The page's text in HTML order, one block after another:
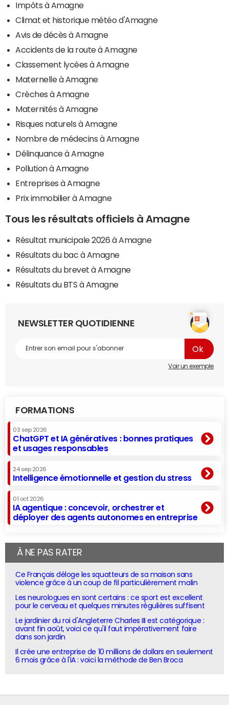
Impôts à Amagne
Climat et historique météo d'Amagne
Avis de décès à Amagne
Accidents de la route à Amagne
Classement lycées à Amagne
Maternelle à Amagne
Crèches à Amagne
Maternités à Amagne
Risques naturels à Amagne
Nombre de médecins à Amagne
Délinquance à Amagne
Pollution à Amagne
Entreprises à Amagne
Prix immobilier à Amagne
Tous les résultats officiels à Amagne
Résultat municipale 2026 à Amagne
Résultats du bac à Amagne
Résultats du brevet à Amagne
Résultats du BTS à Amagne
NEWSLETTER QUOTIDIENNE
Voir un exemple
FORMATIONS
03 sep 2026
ChatGPT et IA génératives : bonnes pratiques
et usages responsables
24 sep 2026
Intelligence émotionnelle et gestion du stress
01 oct 2026
IA agentique : concevoir, orchestrer et
déployer des agents autonomes en entreprise
À NE PAS RATER
Ce Français déloge les squatteurs de sa maison sans
violence grâce à un coup de fil particulièrement malin
Les neurologues en sont certains : ce sport est excellent
pour le cerveau et quelques minutes régulières suffisent
Le jardinier du roi d'Angleterre Charles III est catégorique :
avant fin août, voici ce qu'il faut impérativement faire
dans son jardin
Il crée une entreprise de 10 millions de dollars en seulement
6 mois grâce à l'IA : voici la méthode de Ben Broca